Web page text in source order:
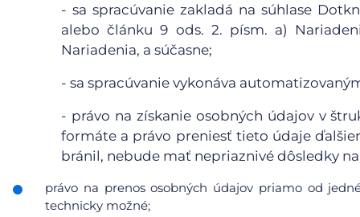
-sa spracúvanie zakladá na súhlase
alebo článku 9 ods. 2. písm. a)
Nariadenia, a súčasne;
- sa spracúvanie vykonáva
- právo na získanie osobných údajov v
formáte a právo preniesť tieto údaje
bránil, nebude mať nepriaznivé dôsledky
právo na prenos osobných údajov priamo od
technicky možné;